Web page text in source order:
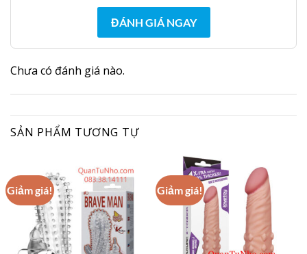
ĐÁNH GIÁ NGAY
Chưa có đánh giá nào.
SẢN PHẨM TƯƠNG TỰ
Giảm giá! Giảm giá!